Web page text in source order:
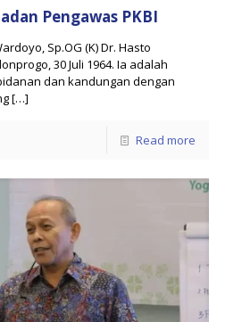
Pengawas PKBI
Sp.OG (K) Dr. Hasto
30 Juli 1964. Ia adalah
dan kandungan dengan
[…]
Read more